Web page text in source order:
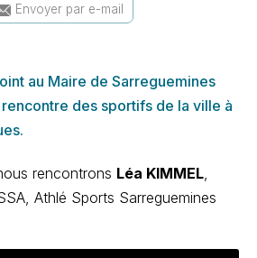
Envoyer par e-mail
au Maire de Sarreguemines
des sportifs de la ville à
rencontrons Léa KIMMEL,
Athlé Sports Sarreguemines